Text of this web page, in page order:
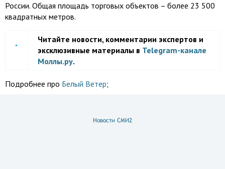
России. Общая площадь торговых объектов – более 23 500
квадратных метров.
Читайте новости, комментарии экспертов и
эксклюзивные материалы в Telegram-канале
Моллы.ру.
Подробнее про Белый Ветер;
Новости СМИ2